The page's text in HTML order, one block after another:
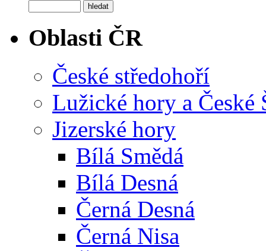
Oblasti ČR
České středohoří
Lužické hory a České
Jizerské hory
Bílá Smědá
Bílá Desná
Černá Desná
Černá Nisa